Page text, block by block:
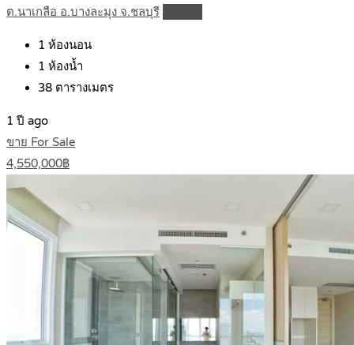
ต.นาเกลือ อ.บางละมุง จ.ชลบุรี
1 ห้องนอน
1 ห้องน้ำ
38 ตารางเมตร
1 ปี ago
ขาย For Sale
4,550,000฿